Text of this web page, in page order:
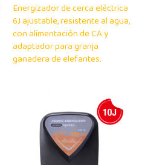
Energizador de cerca eléctrica
6J ajustable, resistente al agua,
con alimentación de CA y
adaptador para granja
ganadera de elefantes.